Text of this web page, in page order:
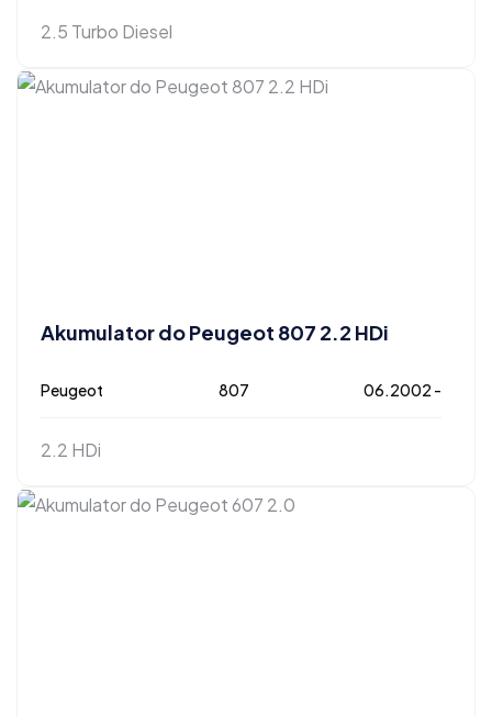
2.5 Turbo Diesel
Akumulator do Peugeot 807 2.2 HDi
Peugeot 807 06.2002 -
2.2 HDi